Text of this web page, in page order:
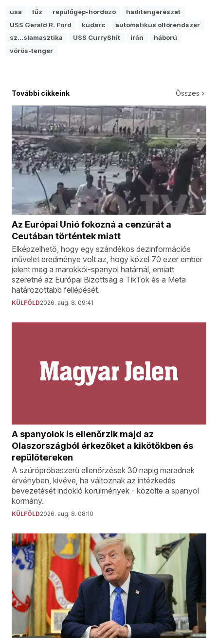
usa tűz repülőgép-hordozó
haditengerészet
USS Gerald R. Ford
kudarc
automatikus oltórendszer
sz…slamasztika
USS CurryShit irán
háború
vörös-tenger
További cikkeink Összes
Az Európai Unió fokozná a cenzúrát a
Ceutában történtek miatt
Elképzelhető, hogy egy szándékos dezinformációs
művelet eredménye volt az, hogy közel 70 ezer ember
jelent meg a marokkói-spanyol határnál, emiatt
szeretné az Európai Bizottság a TikTok és a Meta
határozottabb fellépését.
KÜLFÖLD2026. aug. 8. 09:41
A spanyolok is ellenőrzik majd az
Olaszországból érkezőket a kikötőkben és
repülőtereken
A szúrópróbaszerű ellenőrzések 30 napig maradnak
érvényben, kivéve, ha változnak az intézkedés
bevezetését indokló körülmények - közölte a spanyol
kormány.
KÜLFÖLD2026. aug. 8. 08:10